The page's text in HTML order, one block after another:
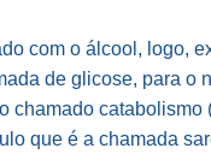
com o álcool, logo,
de glicose, para o
chamado
que é a chamada